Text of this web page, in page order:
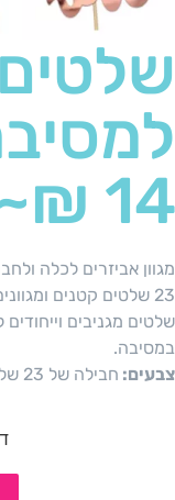
14 ₪~
מגוון אביזרים לכלה
23 שלטים קטנים ומגוונים בצבעים ועיצובים שונים למסיבת רווקות.
שלטים מגניבים
במסיבה.
צבעים: חבילה של 23 שלטים במגוון צבעים ועיצובים שונים